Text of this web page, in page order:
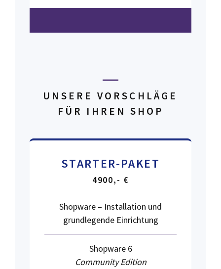
UNSERE VORSCHLÄGE
FÜR IHREN SHOP
STARTER-PAKET
4900,- €
Shopware – Installation und
grundlegende Einrichtung
Shopware 6
Community Edition